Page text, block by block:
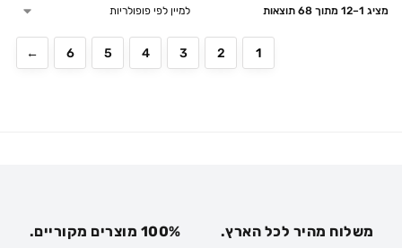
מציג 1–12 מתוך 68 תוצאות
1
2
3
4
5
6
←
משלוח מהיר לכל הארץ. 100% מוצרים מקוריים.